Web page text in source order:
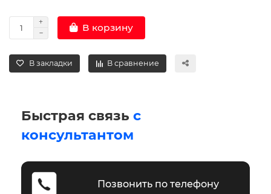
В корзину
В закладки В сравнение
Быстрая связь с
консультантом
Позвонить по телефону